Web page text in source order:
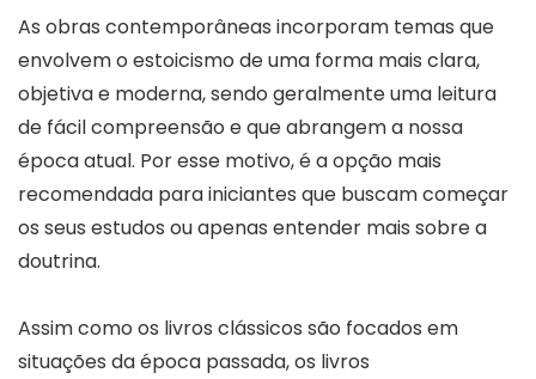
As obras contemporâneas incorporam temas que
envolvem o estoicismo de uma forma mais clara,
objetiva e moderna, sendo geralmente uma leitura
de fácil compreensão e que abrangem a nossa
época atual. Por esse motivo, é a opção mais
recomendada para iniciantes que buscam começar
os seus estudos ou apenas entender mais sobre a
doutrina.
Assim como os livros clássicos são focados em
situações da época passada, os livros